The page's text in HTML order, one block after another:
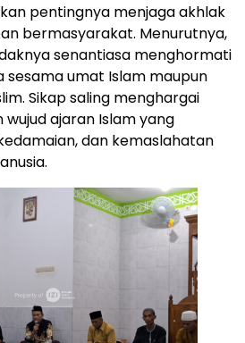
pentingnya menjaga akhlak
bermasyarakat. Menurutnya,
senantiasa menghormati
sesama umat Islam maupun
Sikap saling menghargai
ajaran Islam yang
dan kemaslahatan